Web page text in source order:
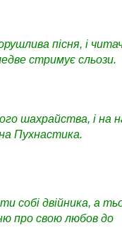
пісня, і
стримує сльози.
шахрайства, і на
Пухнастика.
собі двійника, а
про свою любов до